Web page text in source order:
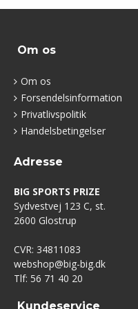
Om os
Om os
Forsendelsinformation
Privatlivspolitik
Handelsbetingelser
Adresse
BIG SPORTS PRIZE
Sydvestvej 123 C, st.
2600 Glostrup
CVR: 34811083
webshop@big-big.dk
Tlf: 56 71 40 20
Kundeservice